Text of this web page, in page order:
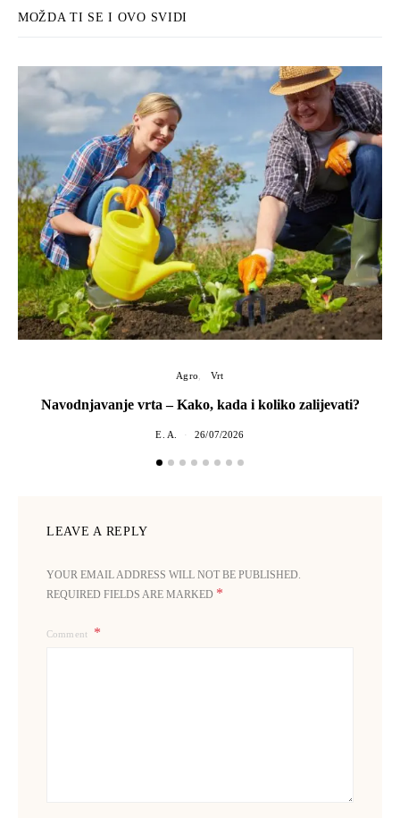
MOŽDA TI SE I OVO SVIDI
Agro Vrt
Navodnjavanje vrta – Kako, kada i koliko zalijevati?
E. A. 26/07/2026
LEAVE A REPLY
YOUR EMAIL ADDRESS WILL NOT BE PUBLISHED.
REQUIRED FIELDS ARE MARKED *
Comment